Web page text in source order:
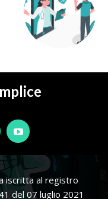
iscritta al registro
del 07 luglio 2021